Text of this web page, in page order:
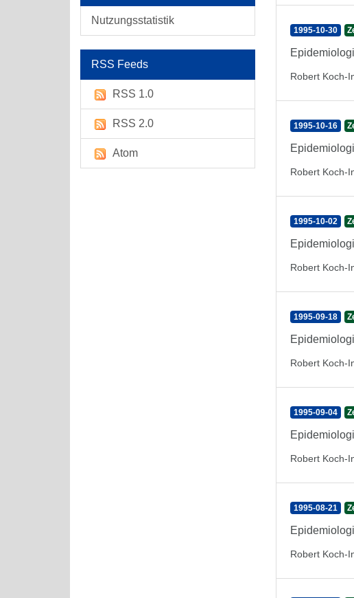
Nutzungsstatistik
RSS Feeds
RSS 1.0
RSS 2.0
Atom
1995-10-30
Robert Koch-
1995-10-16
Robert Koch-
1995-10-02
Robert Koch-
1995-09-18
Robert Koch-
1995-09-04
Robert Koch-
1995-08-21
Robert Koch-